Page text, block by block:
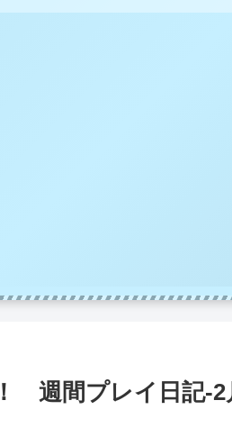
週間プレイ日記-